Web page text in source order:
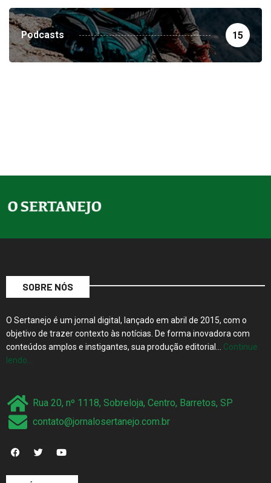
Podcasts 15
SOBRE NÓS
O Sertanejo é um jornal digital, lançado em abril de 2015, com o
objetivo de trazer contexto às notícias. De forma inovadora com
conteúdos amplos e instigantes, sua produção editorial… Continue
lendo…
Rua 20, nº 1118, Sobreloja, Centro, Barretos, SP
contato@jornalosertanejo.com.br